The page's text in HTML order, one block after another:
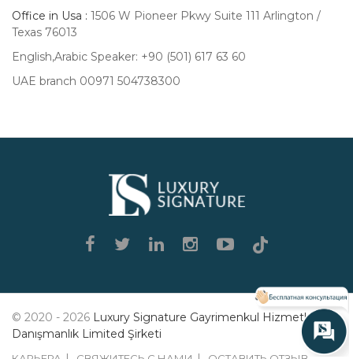
Office in Usa : 1506 W Pioneer Pkwy Suite 111 Arlington /
Texas 76013
English,Arabic Speaker: +90 (501) 617 63 60
UAE branch 00971 504738300
© 2020 - 2026 Luxury Signature Gayrimenkul Hizmetleri
Danışmanlık Limited Şirketi